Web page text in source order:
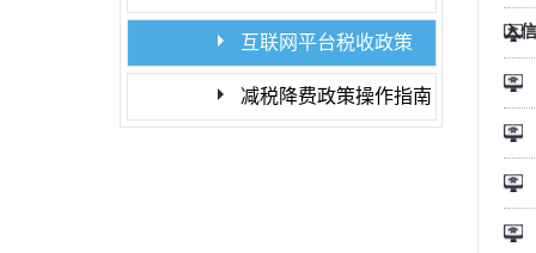
互联网平台税收政策
减税降费政策操作指南
入